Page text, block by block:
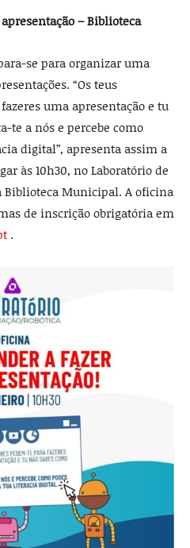
– Biblioteca
se para organizar uma
“Os teus
uma apresentação e tu
te a nós e percebe como
digital”, apresenta assim a
às 10h30, no Laboratório de
Biblioteca Municipal. A oficina
de inscrição obrigatória em
.